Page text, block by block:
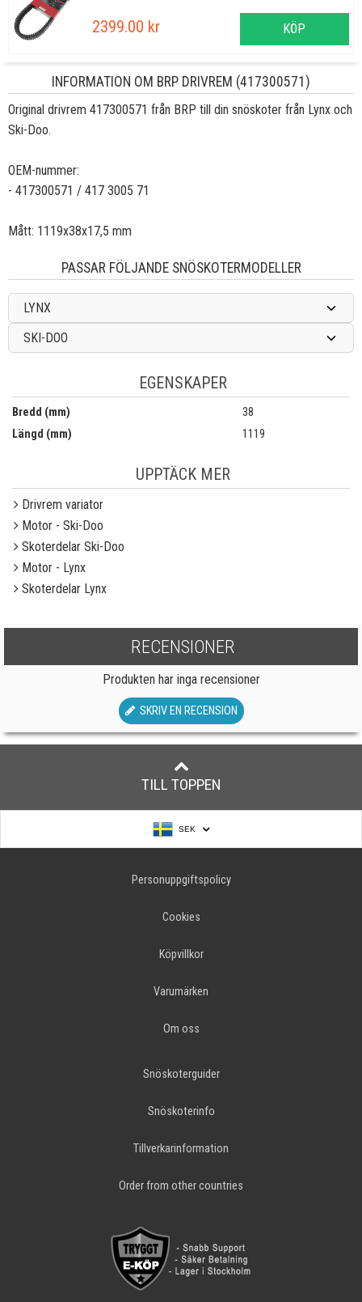
2399.00 kr KÖP
INFORMATION OM BRP DRIVREM (417300571)
Original drivrem 417300571 från BRP till din snöskoter från Lynx och
Ski-Doo.
OEM-nummer:
- 417300571 / 417 3005 71
Mått: 1119x38x17,5 mm
PASSAR FÖLJANDE SNÖSKOTERMODELLER
LYNX
SKI-DOO
EGENSKAPER
Bredd (mm)
38
Längd (mm)
1119
UPPTÄCK MER
Drivrem variator
Motor - Ski-Doo
Skoterdelar Ski-Doo
Motor - Lynx
Skoterdelar Lynx
RECENSIONER
Produkten har inga recensioner
SKRIV EN RECENSION
TILL TOPPEN
SEK
Personuppgiftspolicy
Cookies
Köpvillkor
Varumärken
Om oss
Snöskoterguider
Snöskoterinfo
Tillverkarinformation
Order from other countries